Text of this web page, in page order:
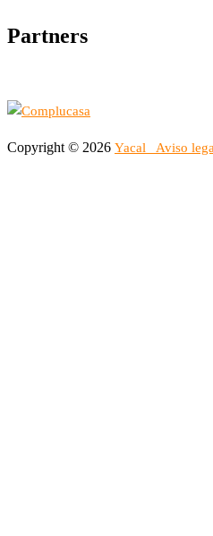
Partners
Copyright © 2026 Yacal Aviso